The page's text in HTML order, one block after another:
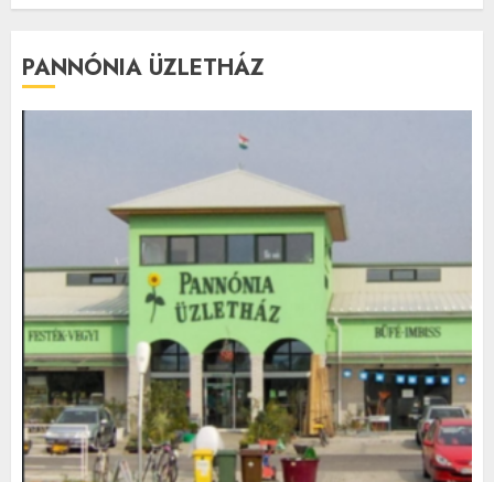
PANNÓNIA ÜZLETHÁZ